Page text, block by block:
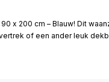
x 200 cm – Blauw! Dit
of een ander leuk